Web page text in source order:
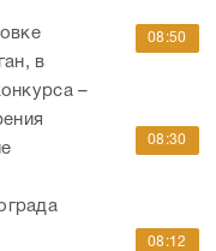
в
–
08:50
08:30
08:12